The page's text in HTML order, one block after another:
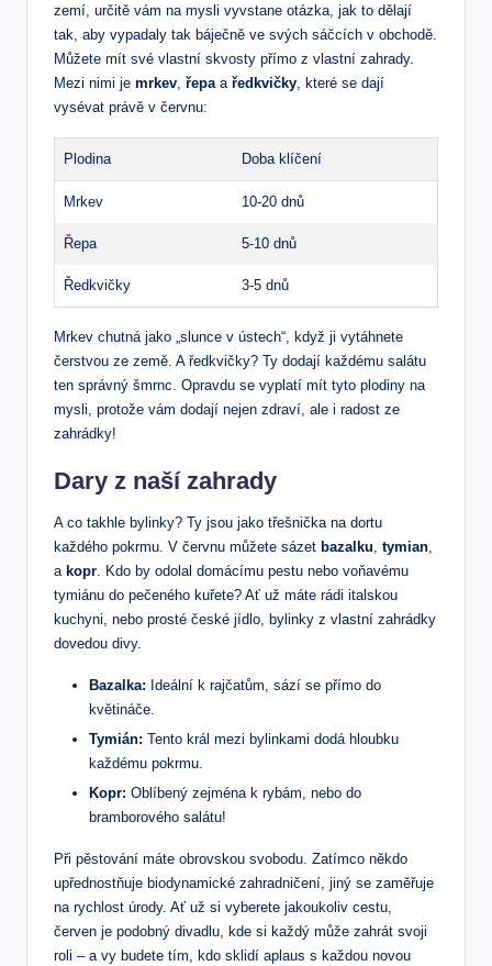
zemí, určitě vám na mysli vyvstane otázka, jak to dělají
tak, aby vypadaly tak báječně ve svých sáčcích v obchodě.
Můžete mít své vlastní skvosty přímo z vlastní zahrady.
Mezi nimi je mrkev řepa a ředkvičky , které se dají
vysévat právě v červnu:
Plodina Doba klíčení
Mrkev 10-20 dnů
Řepa 5-10 dnů
Ředkvičky 3-5 dnů
Mrkev chutná jako „slunce v ústech“, když ji vytáhnete
čerstvou ze země. A ředkvičky? Ty dodají každému salátu
ten správný šmrnc. Opravdu se vyplatí mít tyto plodiny na
mysli, protože vám dodají nejen zdraví, ale i radost ze
zahrádky!
Dary z naší zahrady
A co takhle bylinky? Ty jsou jako třešnička na dortu
každého pokrmu. V červnu můžete sázet bazalku tymian
a kopr . Kdo by odolal domácímu pestu nebo voňavému
tymiánu do pečeného kuřete? Ať už máte rádi italskou
kuchyni, nebo prosté české jídlo, bylinky z vlastní zahrádky
dovedou divy.
Bazalka: Ideální k rajčatům, sází se přímo do
květináče.
Tymián: Tento král mezi bylinkami dodá hloubku
každému pokrmu.
Kopr: Oblíbený zejména k rybám, nebo do
bramborového salátu!
Při pěstování máte obrovskou svobodu. Zatímco někdo
upřednostňuje biodynamické zahradničení, jiný se zaměřuje
na rychlost úrody. Ať už si vyberete jakoukoliv cestu,
červen je podobný divadlu, kde si každý může zahrát svoji
roli – a vy budete tím, kdo sklidí aplaus s každou novou